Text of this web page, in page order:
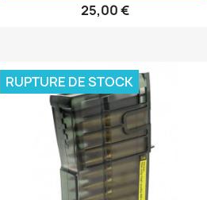
25,00 €
RUPTURE DE STOCK